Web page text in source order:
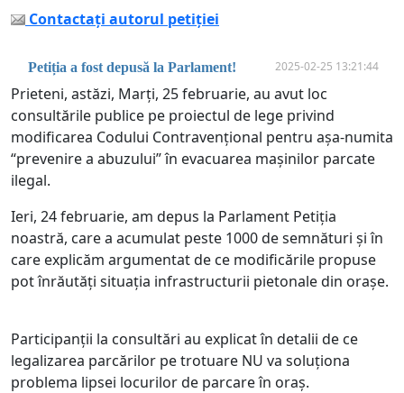
Contactați autorul petiției
Petiția a fost depusă la Parlament! 2025-02-25 13:21:44
Prieteni, astăzi, Marți, 25 februarie, au avut loc
consultările publice pe proiectul de lege privind
modificarea Codului Contravențional pentru așa-numita
“prevenire a abuzului” în evacuarea mașinilor parcate
ilegal.
Ieri, 24 februarie, am depus la Parlament Petiția
noastră, care a acumulat peste 1000 de semnături și în
care explicăm argumentat de ce modificările propuse
pot înrăutăți situația infrastructurii pietonale din orașe.
Participanții la consultări au explicat în detalii de ce
legalizarea parcărilor pe trotuare NU va soluționa
problema lipsei locurilor de parcare în oraș.